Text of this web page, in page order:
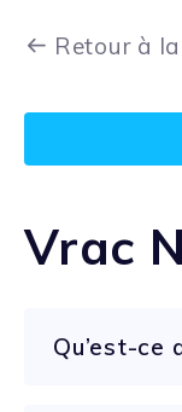
Retour à
Vrac
Qu’est-ce